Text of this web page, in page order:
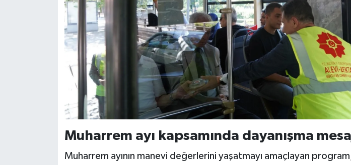
Muharrem ayı kapsamında dayanışma
Muharrem ayının manevi değerlerini yaşatmayı amaçlayan